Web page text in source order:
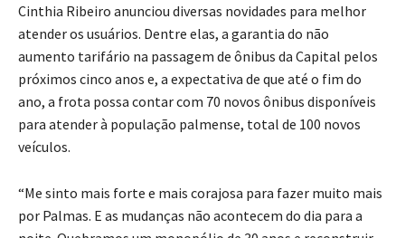
Cinthia Ribeiro anunciou diversas novidades para melhor
atender os usuários. Dentre elas, a garantia do não
aumento tarifário na passagem de ônibus da Capital pelos
próximos cinco anos e, a expectativa de que até o fim do
ano, a frota possa contar com 70 novos ônibus disponíveis
para atender à população palmense, total de 100 novos
veículos.
“Me sinto mais forte e mais corajosa para fazer muito mais
por Palmas. E as mudanças não acontecem do dia para a